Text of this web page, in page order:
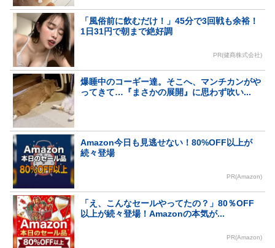
「風俗前に飲むだけ！」45分で3回戦も余裕！
1日31円で朝まで絶好調
PR(健商株式会社)
爆睡中のコーギー達。そこへ、マンチカンがや
ってきて…『まさかの展開』に思わず吹い...
Amazon今日も見逃せない！80%OFF以上が
続々登場
PR(Amazon)
「え、こんなセールやってたの？」80％OFF
以上が続々登場！Amazonの本気が...
PR(Amazon)